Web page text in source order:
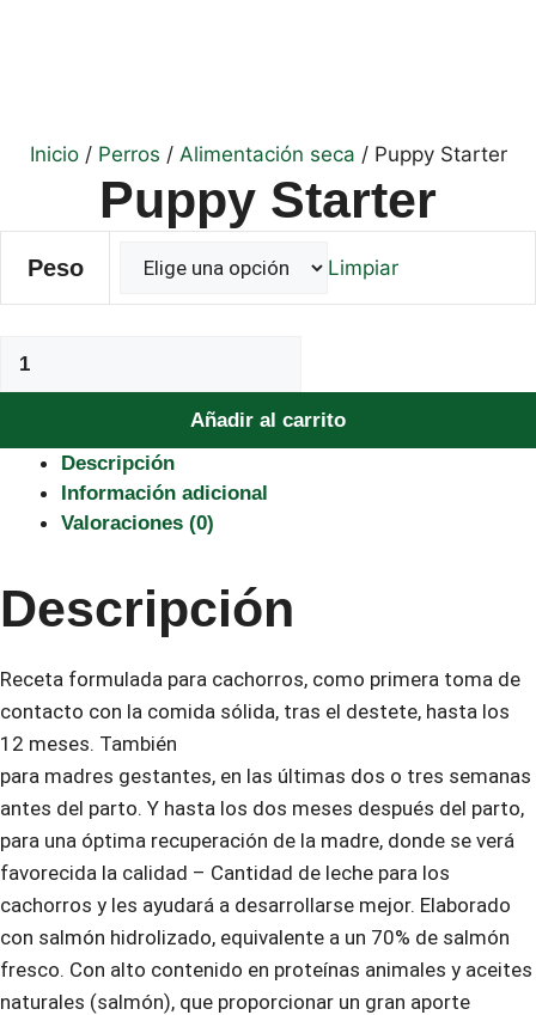
Inicio/ Perros / Alimentación seca / Puppy Starter
Puppy Starter
Peso Limpiar
Starter
Añadir al carrito
Descripción
Información adicional
Valoraciones (0)
Descripción
Receta formulada para cachorros, como primera toma de
contacto con la comida sólida, tras el destete, hasta los
12 meses. También
para madres gestantes, en las últimas dos o tres semanas
antes del parto. Y hasta los dos meses después del parto,
para una óptima recuperación de la madre, donde se verá
favorecida la calidad – Cantidad de leche para los
cachorros y les ayudará a desarrollarse mejor. Elaborado
con salmón hidrolizado, equivalente a un 70% de salmón
fresco. Con alto contenido en proteínas animales y aceites
naturales (salmón), que proporcionar un gran aporte